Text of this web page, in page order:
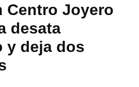
Centro Joyero
desata
y deja dos